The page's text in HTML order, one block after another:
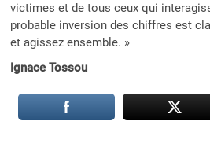
victimes et de tous ceux qui
probable inversion des chiffres est
et agissez ensemble. »
Ignace Tossou